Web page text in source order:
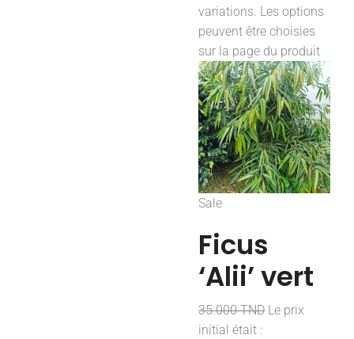
variations. Les options
peuvent être choisies
sur la page du produit
Sale
Ficus
‘Alii’ vert
35.000TND Le prix
initial était :